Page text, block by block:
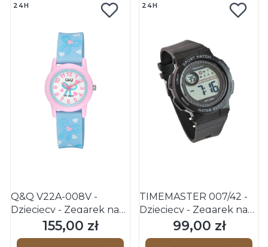
24H
Q&Q V22A-008V -
Dziecięcy - Zegarek na
Cena
155,00 zł
24H
TIMEMASTER 007/42 -
Dziecięcy - Zegarek na
Cena
99,00 zł